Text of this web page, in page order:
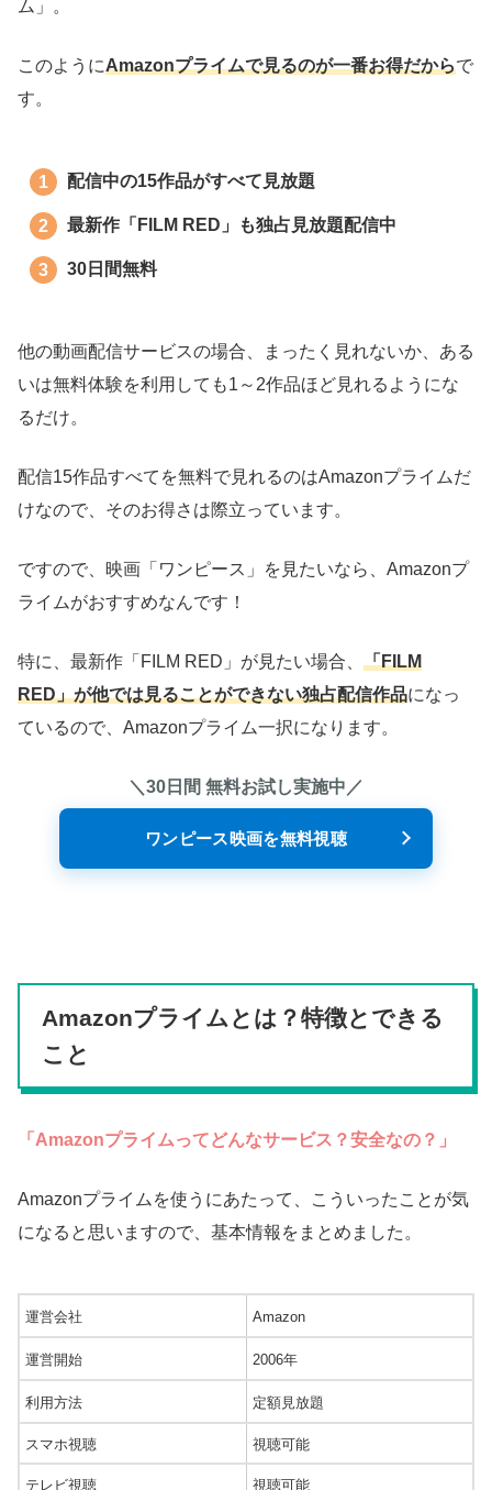
ム」。
このようにAmazonプライムで見るのが一番お得だからで
す。
配信中の15作品がすべて見放題
最新作「FILM RED」も独占見放題配信中
30日間無料
他の動画配信サービスの場合、まったく見れないか、ある
いは無料体験を利用しても1～2作品ほど見れるようにな
るだけ。
配信15作品すべてを無料で見れるのはAmazonプライムだ
けなので、そのお得さは際立っています。
ですので、映画「ワンピース」を見たいなら、Amazonプ
ライムがおすすめなんです！
特に、最新作「FILM RED」が見たい場合、 「FILM
RED」が他では見ることができない独占配信作品になっ
ているので、Amazonプライム一択になります。
＼30日間 無料お試し実施中／
ワンピース映画を無料視聴
Amazonプライムとは？特徴とできる
こと
「Amazonプライムってどんなサービス？安全なの？」
Amazonプライムを使うにあたって、こういったことが気
になると思いますので、基本情報をまとめました。
運営会社 Amazon
運営開始 2006年
利用方法 定額見放題
スマホ視聴 視聴可能
テレビ視聴 視聴可能